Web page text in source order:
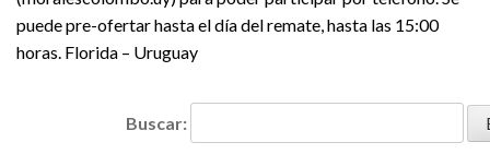
puede pre-ofertar hasta el día del remate, hasta las 15:00
horas. Florida – Uruguay
Buscar: